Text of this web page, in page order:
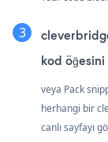
kod
veya Pack
herhangi bir
canlı sayfayı